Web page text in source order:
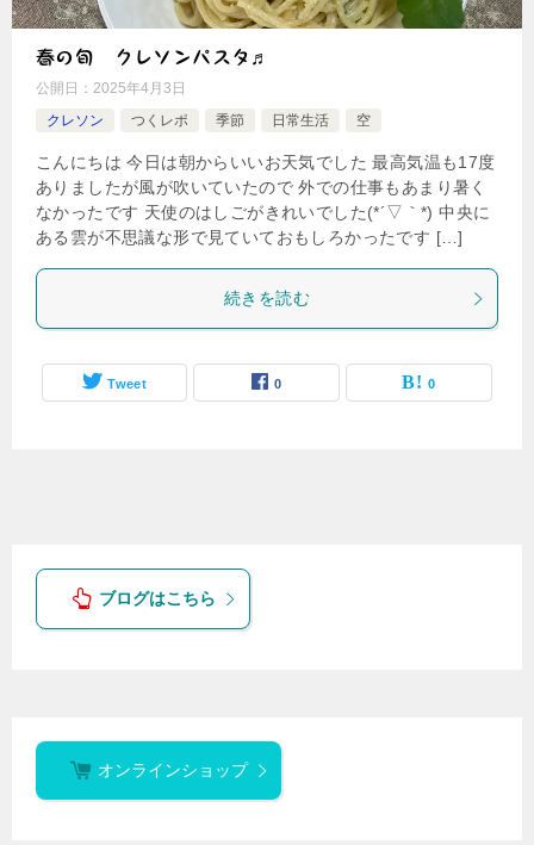
春の旬 クレソンパスタ♬
公開日： 2025年4月3日
クレソン
つくレポ 季節 日常生活 空
こんにちは 今日は朝からいいお天気でした 最高気温も17度
ありましたが風が吹いていたので 外での仕事もあまり暑く
なかったです 天使のはしごがきれいでした(*´▽｀*) 中央に
ある雲が不思議な形で見ていておもしろかったです […]
続きを読む
Tweet 0 0
ブログはこちら
オンラインショップ